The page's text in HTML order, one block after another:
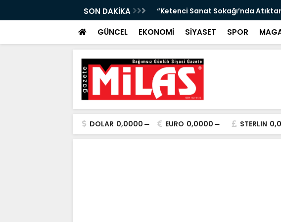
SON DAKİKA
Atıktan Hediyelik Ürünler” “Yaya Güvenliği İçin Zabıta
GÜNCEL EKONOMİ SİYASET SPOR
DOLAR 0,0000 EURO 0,0000 STERLIN